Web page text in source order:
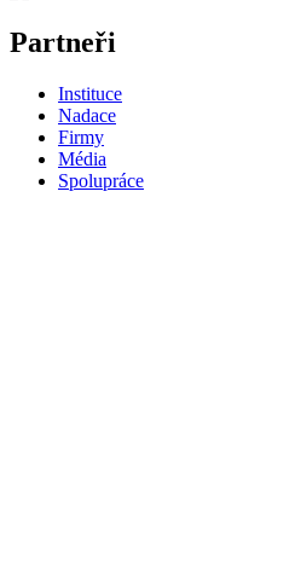
Partneři
Instituce
Nadace
Firmy
Média
Spolupráce